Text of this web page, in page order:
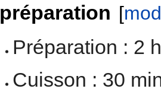
préparation [
Préparation : 2
Cuisson : 30